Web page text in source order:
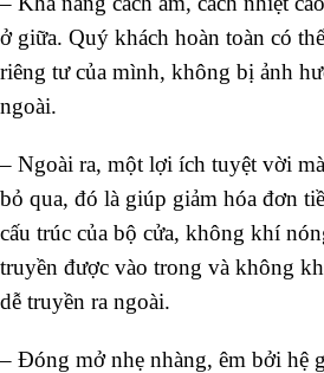
ở giữa. Quý khách hoàn toàn có
riêng tư của mình, không bị ảnh
ngoài.
– Ngoài ra, một lợi ích tuyệt vời
bỏ qua, đó là giúp giảm hóa đơn
cấu trúc của bộ cửa, không khí
truyền được vào trong và không
dễ truyền ra ngoài.
– Đóng mở nhẹ nhàng, êm bởi hệ